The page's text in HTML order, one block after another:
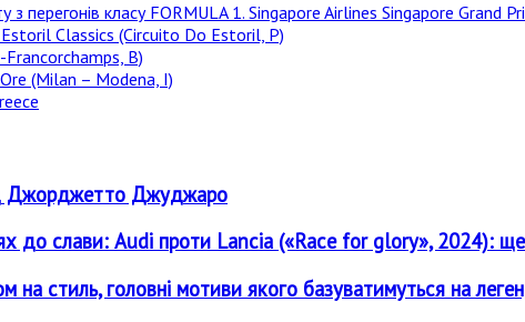
перегонів класу FORMULA 1. Singapore Airlines Singapore Grand
Classics (Circuito Do Estoril, P)
B)
(Milan – Modena, I)
Джорджетто Джуджаро
слави: Audi проти Lancia («Race for glory», 2024):
на стиль, головні мотиви якого базуватимуться на